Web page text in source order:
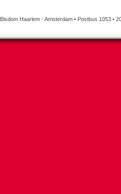
Bisdom Haarlem - Amsterdam • Postbus 1053 •